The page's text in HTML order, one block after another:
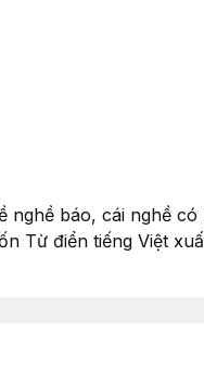
nghề báo, cái nghề
Từ điển tiếng Việt